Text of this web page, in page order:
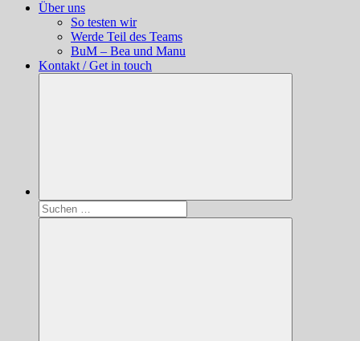
Über uns
So testen wir
Werde Teil des Teams
BuM – Bea und Manu
Kontakt / Get in touch
Suchen
nach: